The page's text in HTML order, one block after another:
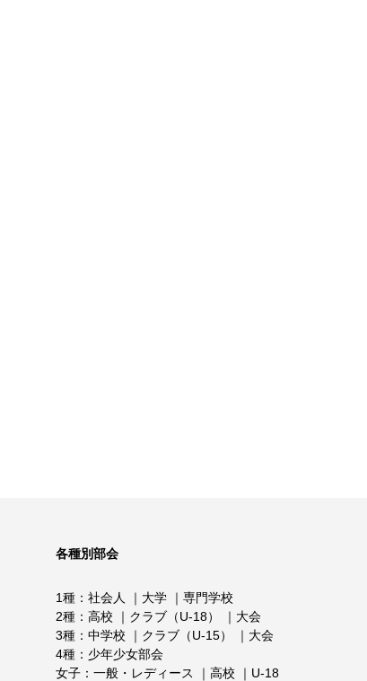
各種別部会
1種 社会人 大学
専門学校
2種
高校 クラブ（U-18）
大会
3種
中学校 クラブ（U-15）
大会
4種
少年少女部会
女子
一般・レディース 高校 U-18